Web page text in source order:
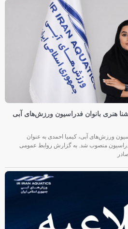
هنری بانوان فدراسیون ورزش‌های آبی
ورزش‌های آبی، کیمیا احمدی به عنوان
منصوب شد. به گزارش روابط عمومی